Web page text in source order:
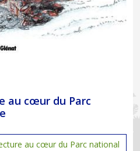
au cœur du Parc
au cœur du Parc national